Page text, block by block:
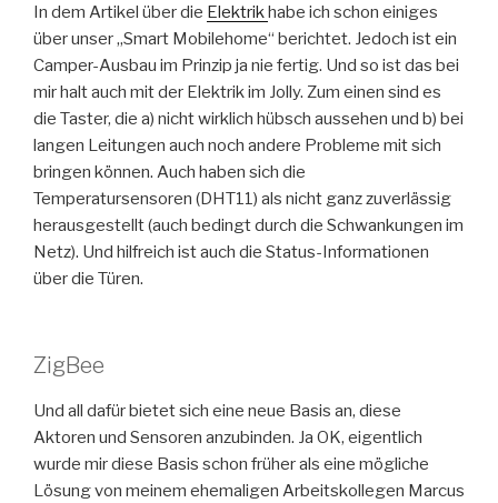
In dem Artikel über die Elektrik habe ich schon einiges
über unser „Smart Mobilehome“ berichtet. Jedoch ist ein
Camper-Ausbau im Prinzip ja nie fertig. Und so ist das bei
mir halt auch mit der Elektrik im Jolly. Zum einen sind es
die Taster, die a) nicht wirklich hübsch aussehen und b) bei
langen Leitungen auch noch andere Probleme mit sich
bringen können. Auch haben sich die
Temperatursensoren (DHT11) als nicht ganz zuverlässig
herausgestellt (auch bedingt durch die Schwankungen im
Netz). Und hilfreich ist auch die Status-Informationen
über die Türen.
ZigBee
Und all dafür bietet sich eine neue Basis an, diese
Aktoren und Sensoren anzubinden. Ja OK, eigentlich
wurde mir diese Basis schon früher als eine mögliche
Lösung von meinem ehemaligen Arbeitskollegen Marcus